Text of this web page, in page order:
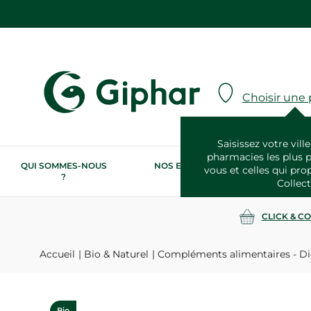
Choisir une
Saisissez votre
pharmacies les plus
vous et celles qui
QUI SOMMES-NOUS
?
NOS ENGAGEMENTS
RSE
CLICK &
Accueil Bio & Naturel Compléments alimentaires -